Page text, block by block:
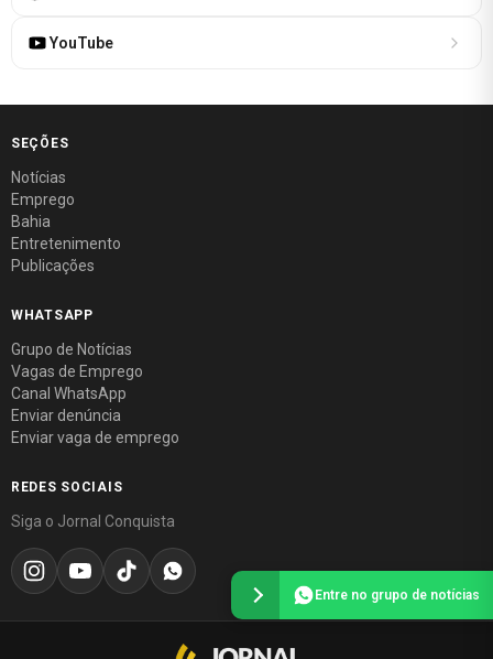
YouTube
SEÇÕES
Notícias
Emprego
Bahia
Entretenimento
Publicações
WHATSAPP
Grupo de Notícias
Vagas de Emprego
Canal WhatsApp
Enviar denúncia
Enviar vaga de emprego
REDES SOCIAIS
Siga o Jornal Conquista
Entre no grupo de notícias